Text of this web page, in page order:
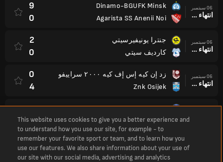
06 سبتمبر
انتهاء وقت المباراة
Dinamo-BGUFK Minsk
Agarista SS Anenii Noi
9
0
06 سبتمبر
انتهاء وقت المباراة
جنترا يونيفيرسيتي
كارديف سيتي
2
0
06 سبتمبر
انتهاء وقت المباراة
زد إن كيه إس إف كيه ٢٠٠٠ سراييفو
Znk Osijek
0
4
زد إن كيه بومرج
WFC Nike Tbilisi
0
0
زد إف كيه سبارتيك
KI Klaksvik
7
0
This website uses cookies to give you a better experience and
to understand how you use our site, for example - to
remember your favorite sport or team, and to learn how you
use our features. We also share information about your use of
our site with our social media, advertising and analytics